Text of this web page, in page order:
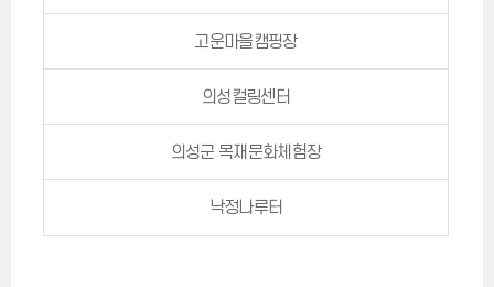
고운마을캠핑장
의성컬링센터
의성군 목재문화체험장
낙정나루터